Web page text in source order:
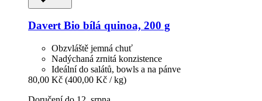
DavertBio bílá quinoa, 200 g
Obzvláště jemná chuť
Nadýchaná zrnitá konzistence
Ideální do salátů, bowls a na pánve
80,00 Kč (400,00 Kč / kg)